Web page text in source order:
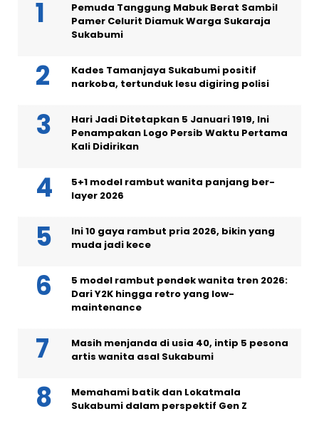
Pemuda Tanggung Mabuk Berat Sambil
Pamer Celurit Diamuk Warga Sukaraja
Sukabumi
Kades Tamanjaya Sukabumi positif
narkoba, tertunduk lesu digiring polisi
Hari Jadi Ditetapkan 5 Januari 1919, Ini
Penampakan Logo Persib Waktu Pertama
Kali Didirikan
5+1 model rambut wanita panjang ber-
layer 2026
Ini 10 gaya rambut pria 2026, bikin yang
muda jadi kece
5 model rambut pendek wanita tren 2026:
Dari Y2K hingga retro yang low-
maintenance
Masih menjanda di usia 40, intip 5 pesona
artis wanita asal Sukabumi
Memahami batik dan Lokatmala
Sukabumi dalam perspektif Gen Z